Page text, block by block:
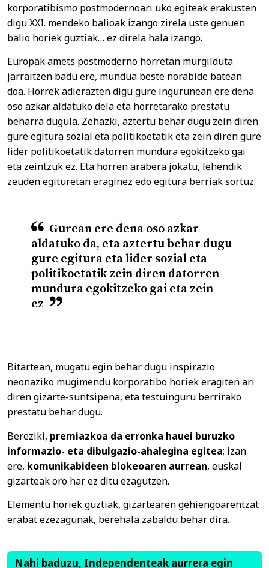
korporatibismo postmodernoari uko egiteak erakusten
digu XXI. mendeko balioak izango zirela uste genuen
balio horiek guztiak… ez direla hala izango.
Europak amets postmoderno horretan murgilduta
jarraitzen badu ere, mundua beste norabide batean
doa. Horrek adierazten digu gure ingurunean ere dena
oso azkar aldatuko dela eta horretarako prestatu
beharra dugula. Zehazki, aztertu behar dugu zein diren
gure egitura sozial eta politikoetatik eta zein diren gure
lider politikoetatik datorren mundura egokitzeko gai
eta zeintzuk ez. Eta horren arabera jokatu, lehendik
zeuden egituretan eraginez edo egitura berriak sortuz.
Gurean ere dena oso azkar
aldatuko da, eta aztertu behar dugu
gure egitura eta lider sozial eta
politikoetatik zein diren datorren
mundura egokitzeko gai eta zein
ez
Bitartean, mugatu egin behar dugu inspirazio
neonaziko mugimendu korporatibo horiek eragiten ari
diren gizarte-suntsipena, eta testuinguru berrirako
prestatu behar dugu.
Bereziki, premiazkoa da erronka hauei buruzko
informazio- eta dibulgazio-ahalegina egitea; izan
ere, komunikabideen blokeoaren aurrean, euskal
gizarteak oro har ez ditu ezagutzen.
Elementu horiek guztiak, gizartearen gehiengoarentzat
erabat ezezagunak, berehala zabaldu behar dira.
Nahi baduzu, Independenteak aurrera egin